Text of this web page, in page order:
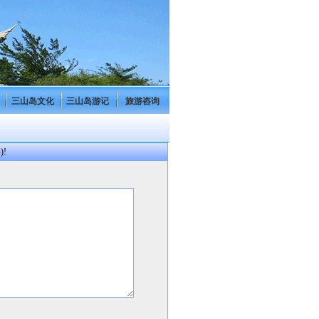
三山岛文化 三山岛游记 旅游咨询
)!